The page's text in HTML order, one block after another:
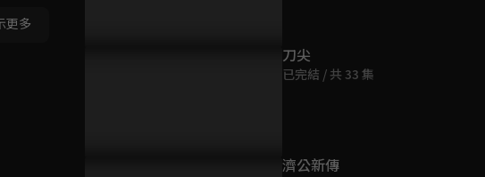
更多
刀尖
已完結 / 共 33 集
濟公新傳